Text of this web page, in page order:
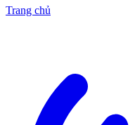
Trang chủ